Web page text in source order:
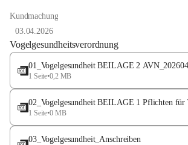
Kundmachung
03.04.2026
Vogelgesundheitsverordnung
01_Vogelgesundheit BEILAGE 2
1 Seite•0,2 MB
02_Vogelgesundheit BEILAGE 1 Pflichten
1 Seite•0 MB
03_Vogelgesundheit_Anschreiben